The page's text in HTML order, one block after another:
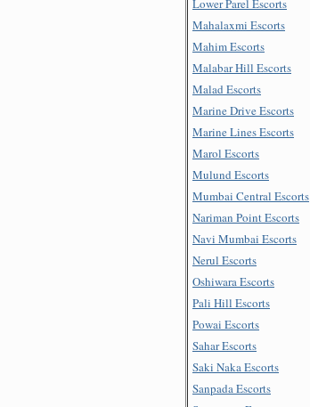
Lower Parel Escorts
Mahalaxmi Escorts
Mahim Escorts
Malabar Hill Escorts
Malad Escorts
Marine Drive Escorts
Marine Lines Escorts
Marol Escorts
Mulund Escorts
Mumbai Central Escorts
Nariman Point Escorts
Navi Mumbai Escorts
Nerul Escorts
Oshiwara Escorts
Pali Hill Escorts
Powai Escorts
Sahar Escorts
Saki Naka Escorts
Sanpada Escorts